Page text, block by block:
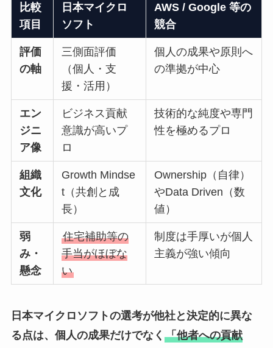
比較
項目
日本マイクロ
ソフト
AWS / Google 等の
競合
評価
の軸
三側面評価
（個人・支
援・活用）
個人の成果や原則へ
の準拠が中心
エン
ジニ
ア像
ビジネス貢献
意識が高いプ
ロ
技術的な純度や専門
性を極めるプロ
組織
文化
Growth Mindse
t（共創と成
長）
Ownership（自律）
やData Driven（数
値）
弱
み・
懸念
住宅補助等の
手当がほぼな
い
制度は手厚いが個人
主義が強い傾向
日本マイクロソフトの選考が他社と決定的に異な
る点は、個人の成果だけでなく 「他者への貢献